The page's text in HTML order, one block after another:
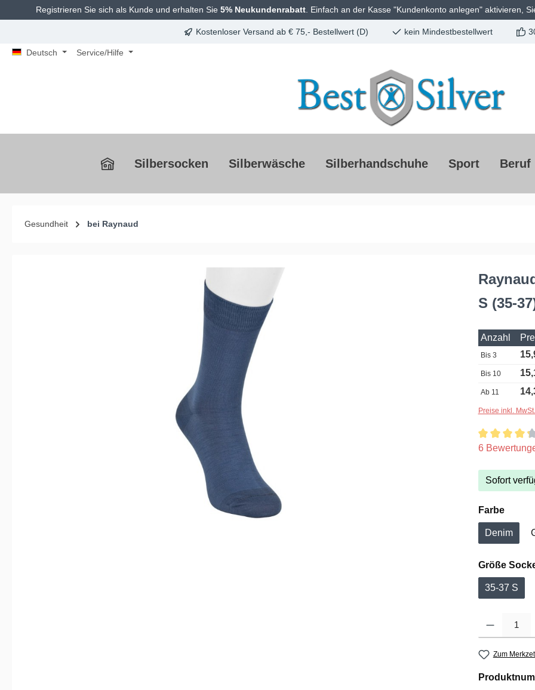
Zur Hauptnavigation springen
Registrieren Sie sich als Kunde und erhalten Sie 5% Neukundenrabatt . Einfach an der Kasse "Kundenkonto anlegen" aktivieren,
Kostenloser Versand ab € 75,- Bestellwert (D) kein Mindestbestellwert
Deutsch Service/Hilfe
Silbersocken Silberwäsche Silberhandschuhe Sport Beruf
Gesundheit bei Raynaud
S (35-
Anzahl
Bis 3
Bis 10
Ab 11
Preise inkl.
6
Sofort
Farbe
Denim
Größe
35-37 S
Zum